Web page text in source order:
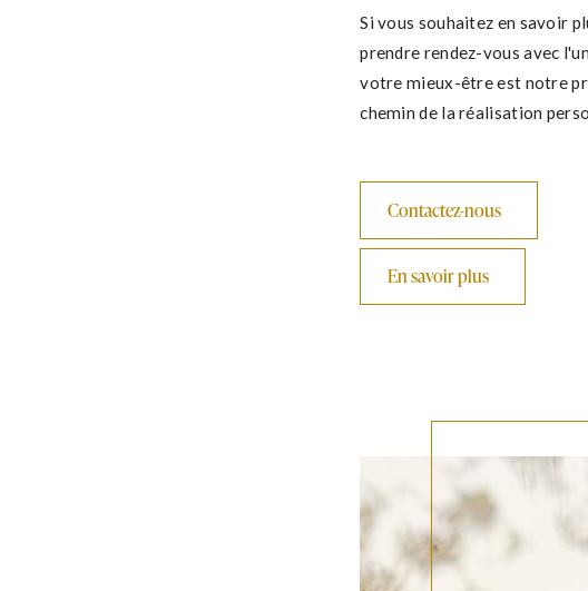
Si vous souhaitez en savoir
prendre rendez-vous avec
votre mieux-être est notre
chemin de la réalisation
En savoir plus
Contactez-nous